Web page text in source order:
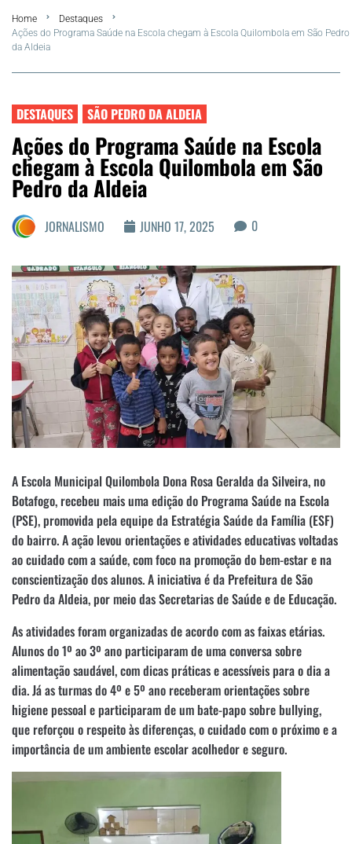
FLA Araru 2026
Araruama
Região dos Lagos
Agenda Cultural
Colunistas
Matérias Exclusivas
Home
Destaques
Ações do Programa Saúde na Escola chegam à Escola Quilombola em São Pedro
da Aldeia
DESTAQUES SÃO PEDRO DA ALDEIA
Ações do Programa Saúde na Escola
chegam à Escola Quilombola em São
Pedro da Aldeia
JORNALISMO JUNHO 17, 2025 0
A Escola Municipal Quilombola Dona Rosa Geralda da Silveira, no
Botafogo, recebeu mais uma edição do Programa Saúde na Escola
(PSE), promovida pela equipe da Estratégia Saúde da Família (ESF)
do bairro. A ação levou orientações e atividades educativas voltadas
ao cuidado com a saúde, com foco na promoção do bem-estar e na
conscientização dos alunos. A iniciativa é da Prefeitura de São
Pedro da Aldeia, por meio das Secretarias de Saúde e de Educação.
As atividades foram organizadas de acordo com as faixas etárias.
Alunos do 1º ao 3º ano participaram de uma conversa sobre
alimentação saudável, com dicas práticas e acessíveis para o dia a
dia. Já as turmas do 4º e 5º ano receberam orientações sobre
higiene pessoal e participaram de um bate-papo sobre bullying,
que reforçou o respeito às diferenças, o cuidado com o próximo e a
importância de um ambiente escolar acolhedor e seguro.